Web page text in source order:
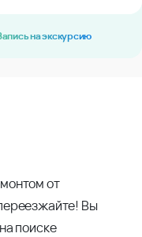
на экскурсию
от
Вы
поиске